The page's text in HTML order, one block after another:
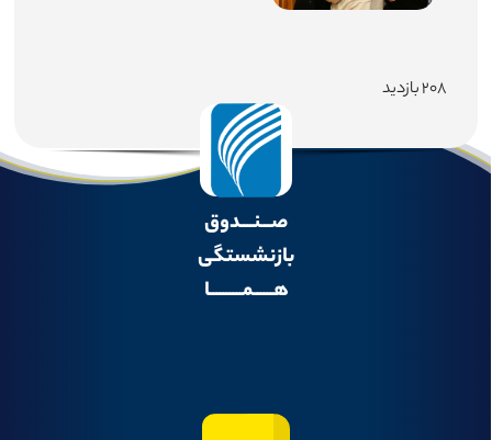
۲۰۸ بازدید
صـــنــــدوق
بازنشستگی
هــــــمــــــــــا